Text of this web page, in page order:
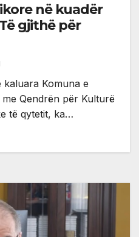
në kuadër
gjithë për
kaluara Komuna e
Qendrën për Kulturë
të qytetit, ka…